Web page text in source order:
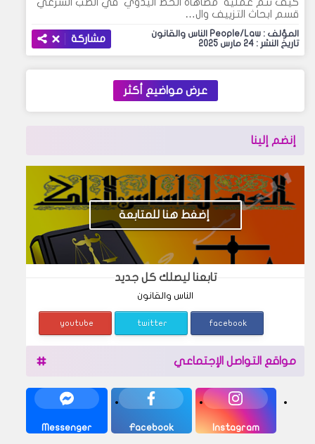
قسم ابحاث التزييف وال…
المؤلف : People/Law الناس والقانون
تاريخ النشر : 24 مارس 2025
مشاركة
عرض مواضيع أكثر
إنضم إلينا
إضغط هنا للمتابعة
تابعنا ليصلك كل جديد
الناس والقانون
facebook
twitter
youtube
مواقع التواصل الإجتماعي
Instagram
Facebook
Messenger